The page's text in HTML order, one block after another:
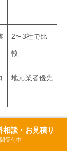
2〜3社で比
較
地元業者優先
ストや機材運
相談・お見積り
受付中